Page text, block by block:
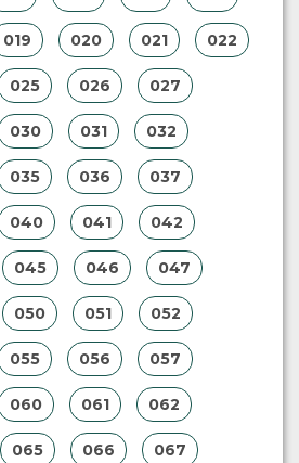
008 009 010
013 014 015
019 020 021
025 026 027
030 031 032
035 036 037
040 041 042
045 046 047
050 051 052
055 056 057